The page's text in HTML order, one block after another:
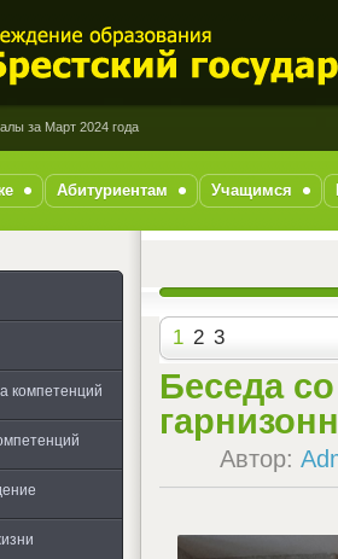
за Март 2024 года
Абитуриентам Учащимся
1 2 3
Беседа
Автор:
компетенций